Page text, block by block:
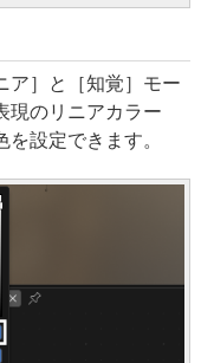
］と［知覚］モー
現のリニアカラー
設定できます。